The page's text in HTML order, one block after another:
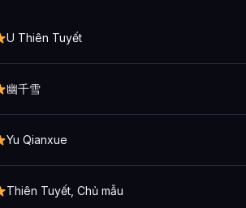
Tiểu sử, hình nền nữ chính Võ Thần Chúa
của U Thiên Tuyết – Tiểu sử, hình nền nữ
Tể như thế nào?
Tuyết – Tiểu sử, hình nền nữ chính Võ
được tổng hợp từ đâu?
U Thiên Tuyết
幽千雪
Yu Qianxue
Thiên Tuyết, Chủ mẫu